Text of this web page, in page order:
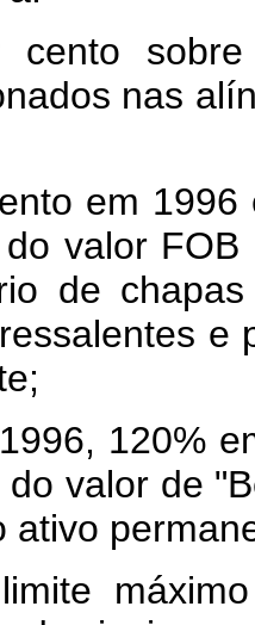
cento
nas
em
valor
de
e
120%
valor de
ativo